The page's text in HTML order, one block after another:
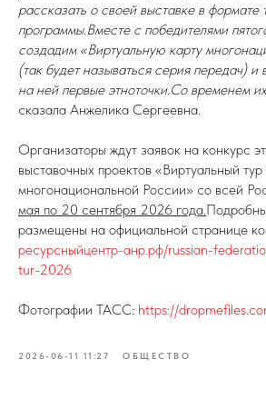
рассказать о своей выставке в формате
программы.Вместе с победителями
создадим «Виртуальную карту
(так будет называться серия передач) и
на ней первые этноточки.Со временем
сказала Анжелика Сергеевна.
Организаторы ждут заявок на конкурс
выставочных проектов «Виртуальный тур
многонациональной России» со всей
мая по 20 сентября 2026 года.
размещены на официальной странице
ресурсныйцентр-анр.рф/russian-
tur-2026
Фотографии ТАСС: https://
2026-06-11 11:27 ОБЩЕСТВО